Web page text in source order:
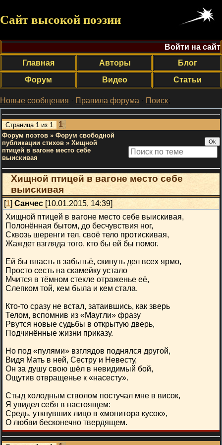
Сайт высокой поэзии
Войти на сайт
Главная
Авторы
Блог
Форум
Видео Статьи
Новые сообщения · Правила форума · Поиск;
Страница 1 из 1 1
Форум поэтов » Форум свободной
публикации стихов » Хищной
птицей в вагоне место себе
выискивая
Хищной птицей в вагоне место себе
выискивая
[1] Санчес [10.01.2015, 14:39]
Хищной птицей в вагоне место себе выискивая,
Полонённая бытом, до бесчувствия ног,
Сквозь шеренги тел, своё тело протискивая,
Жаждет взгляда того, кто бы ей бы помог.
Ей бы впасть в забытьё, скинуть дел всех ярмо,
Просто сесть на скамейку устало
Мчится в тёмном стекле отраженье её,
Слепком той, кем была и кем стала.
Кто-то сразу не встал, затаившись, как зверь
Телом, вспомнив из «Маугли» фразу
Рвутся новые судьбы в открытую дверь,
Подчинённые жизни приказу.
Но под «пулями» взглядов поднялся другой,
Видя Мать в ней, Сестру и Невесту,
Он за душу свою шёл в невидимый бой,
Ощутив отвращенье к «насесту».
Стыд холодным стволом постучал мне в висок,
Я увидел себя в настоящем:
Средь, уткнувших лицо в «монитора кусок»,
О любви бесконечно твердящем.